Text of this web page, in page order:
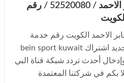
بي ان سبورت مدينة جابر الاحمد / 52520080 / رقم
الاحمد الكويت رقم خدمة
عملاء بين سبورت الكويت تجديد اشتراك bein sport kuwait
أحدث تردد شبكة قناة البي
بكم في شركتنا المعتمدة